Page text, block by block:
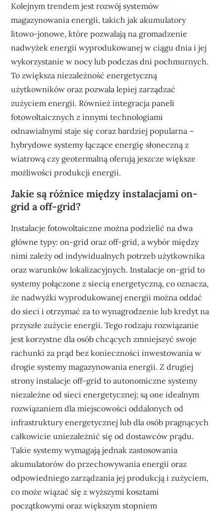
Kolejnym trendem jest rozwój systemów
magazynowania energii, takich jak akumulatory
litowo-jonowe, które pozwalają na gromadzenie
nadwyżek energii wyprodukowanej w ciągu dnia i jej
wykorzystanie w nocy lub podczas dni pochmurnych.
To zwiększa niezależność energetyczną
użytkowników oraz pozwala lepiej zarządzać
zużyciem energii. Również integracja paneli
fotowoltaicznych z innymi technologiami
odnawialnymi staje się coraz bardziej popularna –
hybrydowe systemy łączące energię słoneczną z
wiatrową czy geotermalną oferują jeszcze większe
możliwości produkcji energii.
Jakie są różnice między instalacjami on-
grid a off-grid?
Instalacje fotowoltaiczne można podzielić na dwa
główne typy: on-grid oraz off-grid, a wybór między
nimi zależy od indywidualnych potrzeb użytkownika
oraz warunków lokalizacyjnych. Instalacje on-grid to
systemy połączone z siecią energetyczną, co oznacza,
że nadwyżki wyprodukowanej energii można oddać
do sieci i otrzymać za to wynagrodzenie lub kredyt na
przyszłe zużycie energii. Tego rodzaju rozwiązanie
jest korzystne dla osób chcących zmniejszyć swoje
rachunki za prąd bez konieczności inwestowania w
drogie systemy magazynowania energii. Z drugiej
strony instalacje off-grid to autonomiczne systemy
niezależne od sieci energetycznej; są one idealnym
rozwiązaniem dla miejscowości oddalonych od
infrastruktury energetycznej lub dla osób pragnących
całkowicie uniezależnić się od dostawców prądu.
Takie systemy wymagają jednak zastosowania
akumulatorów do przechowywania energii oraz
odpowiedniego zarządzania jej produkcją i zużyciem,
co może wiązać się z wyższymi kosztami
początkowymi oraz większym stopniem